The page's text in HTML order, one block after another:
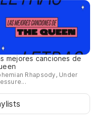
mejores canciones de
Rhapsody, Under